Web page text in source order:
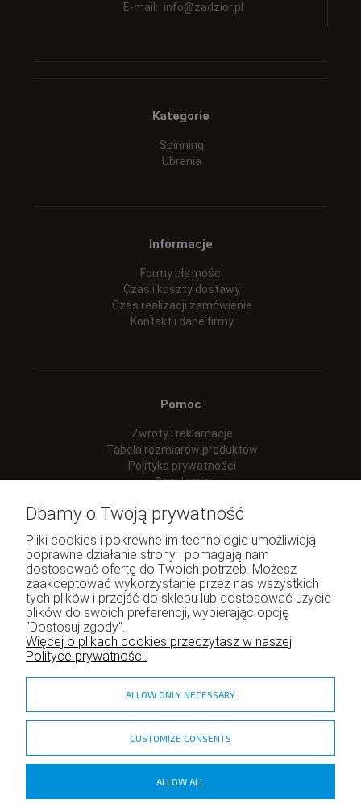
E-mail: info@zadzior.pl
Kategorie
Spinning
Ubrania
Informacje
Formy płatności
Czas i koszty dostawy
Czas realizacji zamówienia
Kontakt i dane firmy
Pomoc
Zwroty i reklamacje
Tabela rozmiarów produktów
Polityka prywatności
Regulamin
Moje konto
Twoje zamówienia
Program lojalnościowy
Dbamy o Twoją prywatność
Pliki cookies i pokrewne im technologie umożliwiają
poprawne działanie strony i pomagają nam
dostosować ofertę do Twoich potrzeb. Możesz
zaakceptować wykorzystanie przez nas wszystkich
tych plików i przejść do sklepu lub dostosować użycie
plików do swoich preferencji, wybierając opcję
"Dostosuj zgody".
Więcej o plikach cookies przeczytasz w naszej
Polityce prywatności.
ALLOW ONLY NECESSARY
CUSTOMIZE CONSENTS
ALLOW ALL